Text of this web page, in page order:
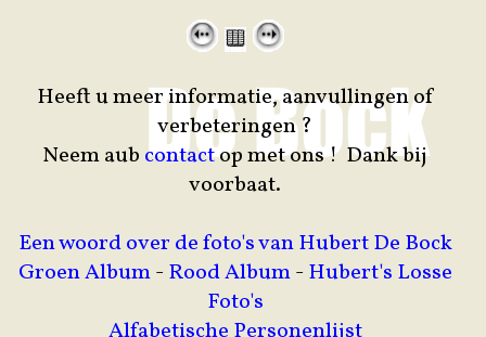
Heeft u meer informatie, aanvullingen of
verbeteringen ?
Neem aub contactop met ons ! Dank bij
voorbaat.
Een woord over de foto's van Hubert De Bock
Groen Album- Rood Album- Hubert's Losse
Foto's